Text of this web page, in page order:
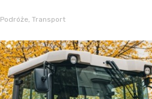
Podróże, Transport